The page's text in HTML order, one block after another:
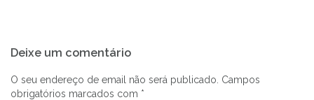
de
artigos
Deixe um comentário
O seu endereço de email não será publicado. Campos
obrigatórios marcados com *